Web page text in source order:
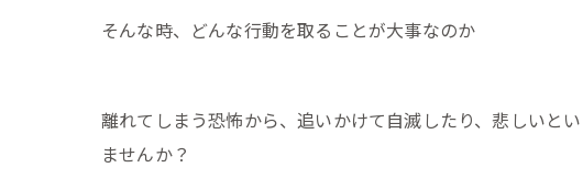
そんな時、どんな行動を取ることが大事なのか
離れてしまう恐怖から、追いかけて自滅したり、悲しいと
ませんか？